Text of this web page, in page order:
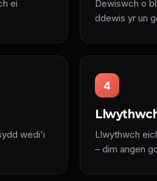
ei
Dewiswch o
ddewis yr un
wedi'i
4
Llwythwch
– dim angen